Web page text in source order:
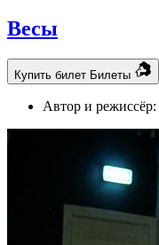
Весы
Купить билет Билеты
Автор и режиссёр: